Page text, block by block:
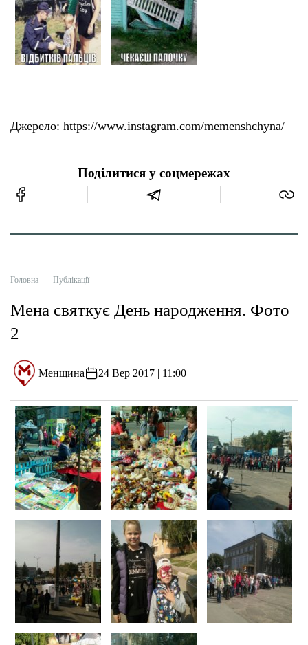
Джерело: https://www.instagram.com/memenshchyna/
Поділитися у соцмережах
Головна Публікації
Мена святкує День народження. Фото
2
Менщина 24 Вер 2017 | 11:00